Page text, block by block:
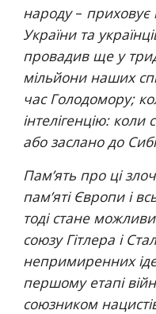
народу – приховує
України та
провадив ще у
мільйони наших
час Голодомору;
інтелігенцію:
або заслано до
Пам’ять про ці
пам’яті Європи і
тоді стане
союзу Гітлера і
непримиренних
першому етапі
союзником